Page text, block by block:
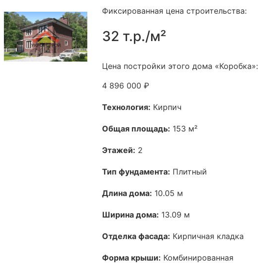
Фиксированная цена строительства:
32 т.р./м²
Цена постройки этого дома «Коробка»:
4 896 000 ₽
Технология: Кирпич
Общая площадь: 153 м²
Этажей: 2
Тип фундамента: Плитный
Длина дома: 10.05 м
Ширина дома: 13.09 м
Отделка фасада: Кирпичная кладка
Форма крыши: Комбинированная